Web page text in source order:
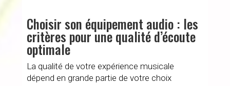
Choisir son équipement audio : les
critères pour une qualité d’écoute
optimale
La qualité de votre expérience musicale
dépend en grande partie de votre choix